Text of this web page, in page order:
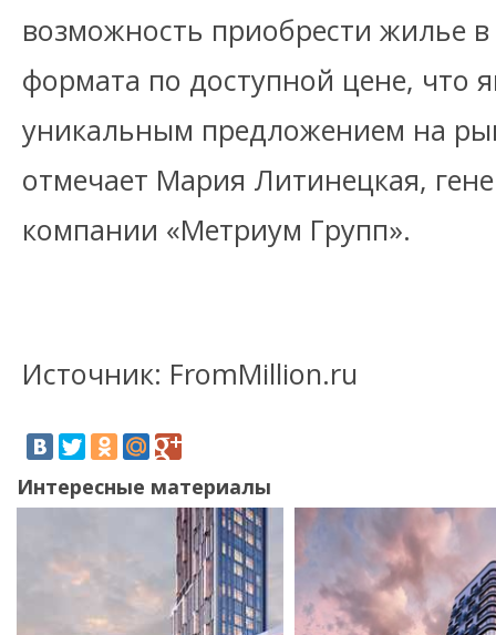
возможность приобрести жилье
формата по доступной цене, что
уникальным предложением на
отмечает Мария Литинецкая,
компании «Метриум Групп».
Источник: FromMillion.ru
Интересные материалы